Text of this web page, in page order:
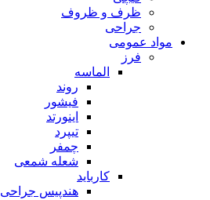
ظرف و ظروف
جراحی
مواد عمومی
فرز
الماسه
روند
فیشور
اینورتد
تیپرد
چمفر
شعله شمعی
کارباید
هندپیس جراحی